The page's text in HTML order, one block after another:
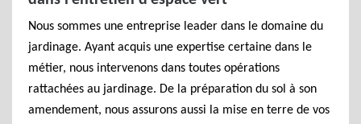
Nous sommes une entreprise leader dans le domaine du
jardinage. Ayant acquis une expertise certaine dans le
métier, nous intervenons dans toutes opérations
rattachées au jardinage. De la préparation du sol à son
amendement, nous assurons aussi la mise en terre de vos